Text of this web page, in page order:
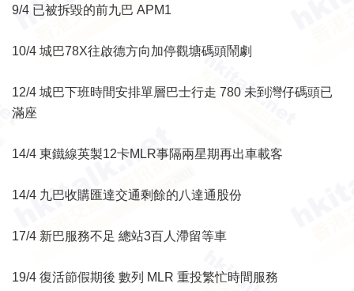
9/4 已被拆毀的前九巴 APM1
10/4 城巴78X往啟德方向加停觀塘碼頭鬧劇
12/4 城巴下班時間安排單層巴士行走 780 未到灣仔碼頭已
滿座
14/4 東鐵線英製12卡MLR事隔兩星期再出車載客
14/4 九巴收購匯達交通剩餘的八達通股份
17/4 新巴服務不足 總站3百人滯留等車
19/4 復活節假期後 數列 MLR 重投繁忙時間服務